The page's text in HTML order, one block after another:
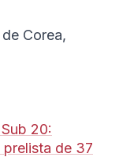
Corea,
20:
de 37